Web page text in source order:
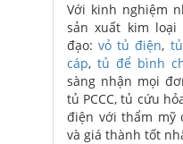
Với kinh nghiệm
sản xuất kim loại
đạo:vỏ tủ điện,
cáp, tủ để bình
sàng nhận mọi
tủ PCCC, tủ cứu
điện với thẩm mỹ
và giá thành tốt